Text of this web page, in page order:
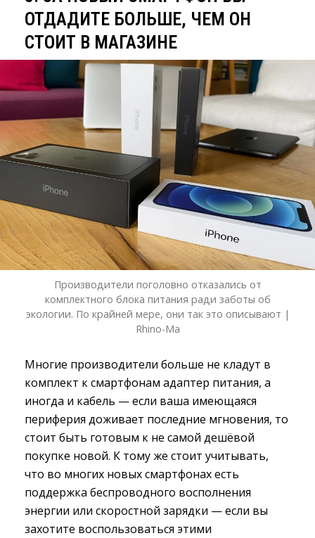
ОТДАДИТЕ БОЛЬШЕ, ЧЕМ ОН
СТОИТ В МАГАЗИНЕ
Производители поголовно отказались от
комплектного блока питания ради заботы об
экологии. По крайней мере, они так это описывают |
Rhino-Ma
Многие производители больше не кладут в
комплект к смартфонам адаптер питания, а
иногда и кабель — если ваша имеющаяся
периферия доживает последние мгновения, то
стоит быть готовым к не самой дешёвой
покупке новой. К тому же стоит учитывать,
что во многих новых смартфонах есть
поддержка беспроводного восполнения
энергии или скоростной зарядки — если вы
захотите воспользоваться этими